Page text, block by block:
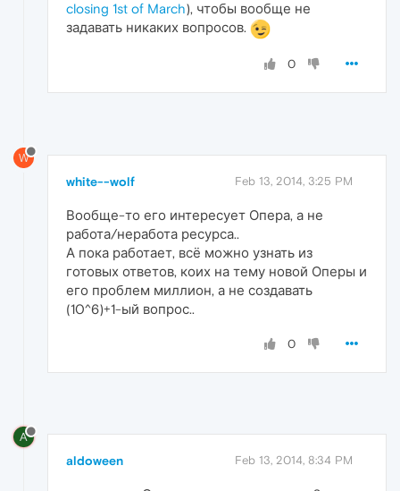
closing 1st of March), чтобы вообще не
задавать никаких вопросов.
0
W
white--wolf Feb 13, 2014, 3:25 PM
Вообще-то его интересует Опера, а не
работа/неработа ресурса..
А пока работает, всё можно узнать из
готовых ответов, коих на тему новой Оперы и
его проблем миллион, а не создавать
(10^6)+1-ый вопрос..
0
A
aldoween Feb 13, 2014, 8:34 PM